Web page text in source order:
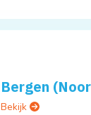
Bergen
Bekijk